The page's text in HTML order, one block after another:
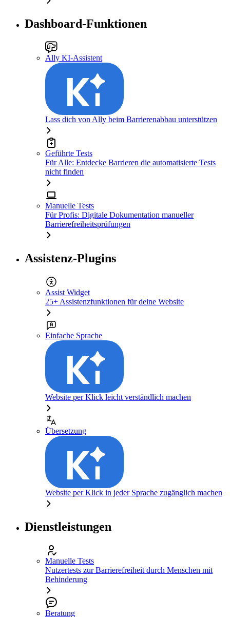
Dashboard-Funktionen
Ally KI-Assistent
Lass dich von Ally beim Barrierenabbau unterstützen
Geführte Tests
Für Alle: Entdecke Barrieren die automatisierte Tests
nicht finden
Manuelle Tests
Für Profis: Digitale Dokumentation manueller
Barrierefreiheitsprüfungen
Assistenz-Plugins
Assist Widget
25+ Assistenzfunktionen für deine Website
Einfache Sprache
Website per Klick leicht verständlich machen
Übersetzung
Website per Klick in jeder Sprache zugänglich machen
Dienstleistungen
Manuelle Tests
Nutzertests zur Barrierefreiheit durch Menschen mit
Behinderung
Beratung